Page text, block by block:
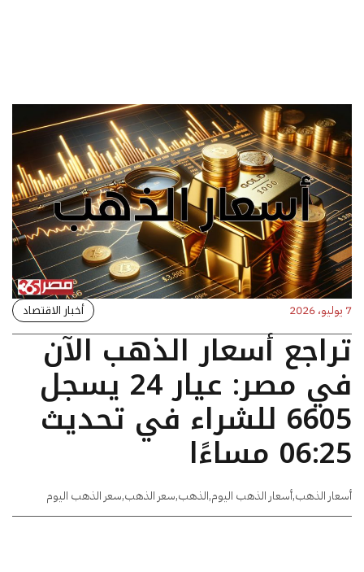
7 يوليو، 2026 أخبار الاقتصاد
تراجع أسعار الذهب الآن
في مصر: عيار 24 يسجل
6605 للشراء في تحديث
06:25 مساءًا
أسعار الذهب,أسعار الذهب اليوم,الذهب,سعر الذهب,سعر الذهب اليوم